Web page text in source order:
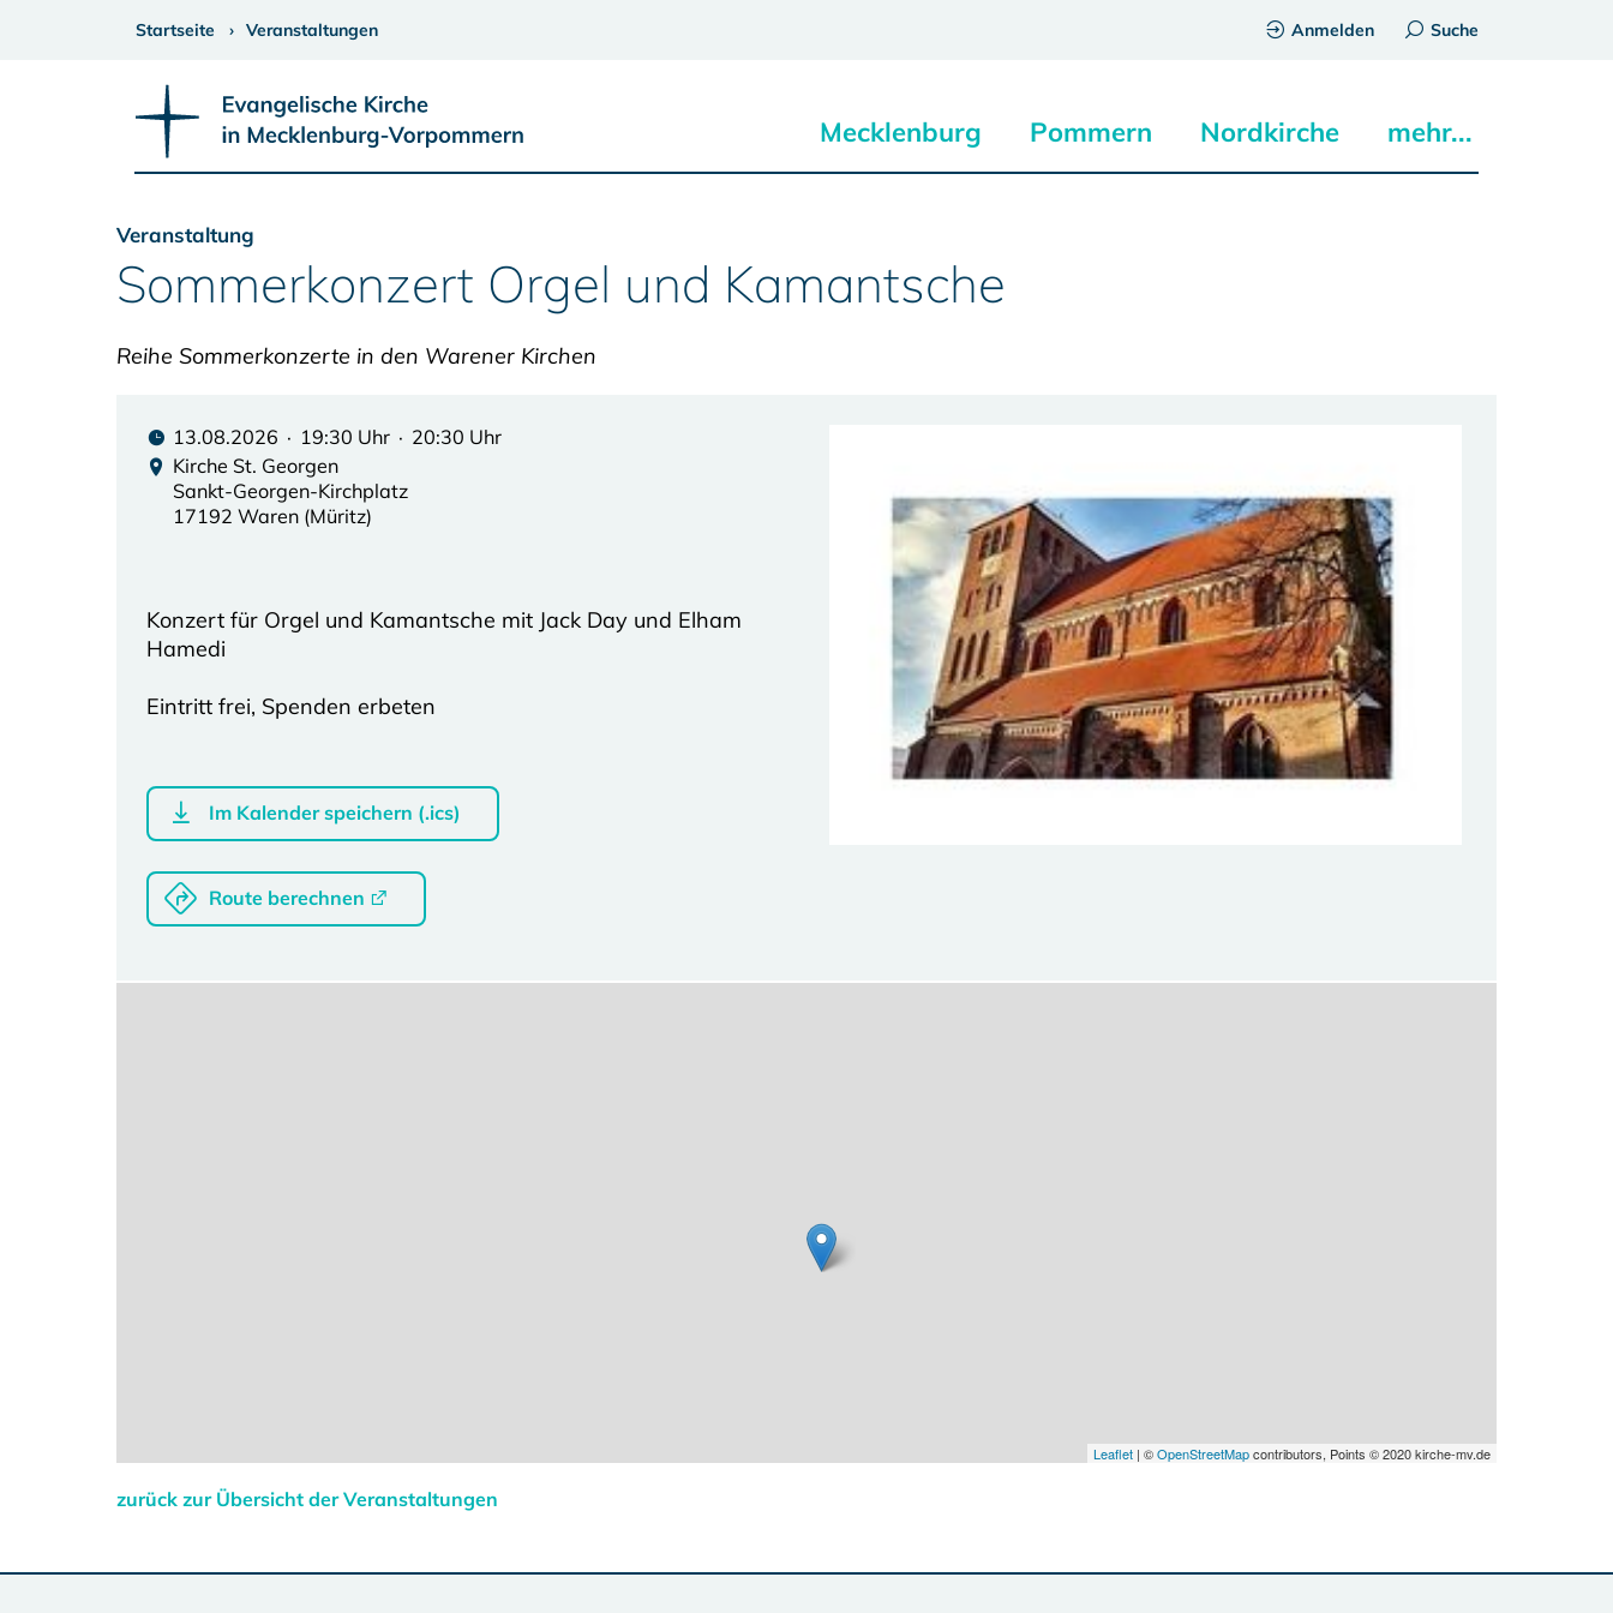
Startseite Veranstaltungen Anmelden Suche
Mecklenburg Pommern Nordkirche mehr...
Veranstaltung
Sommerkonzert Orgel und Kamantsche
Reihe Sommerkonzerte in den Warener Kirchen
13.08.2026 · 19:30 Uhr · 20:30 Uhr
Kirche St. Georgen
Sankt-Georgen-Kirchplatz
17192 Waren (Müritz)
Konzert für Orgel und Kamantsche mit Jack Day und Elham
Hamedi
Eintritt frei, Spenden erbeten
Im Kalender speichern (.ics)
Route berechnen
Leaflet | ©OpenStreetMapcontributors, Points © 2020 kirche-mv.de
zurück zur Übersicht der Veranstaltungen